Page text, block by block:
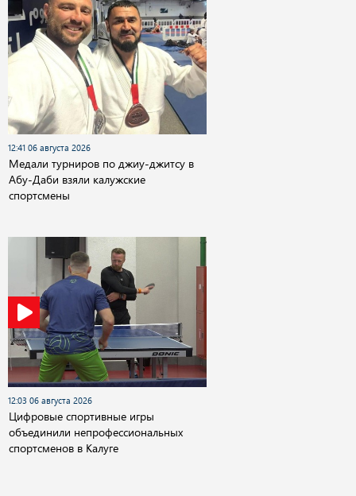
12:41 06 августа 2026
Медали турниров по джиу-джитсу в
Абу-Даби взяли калужские
спортсмены
12:03 06 августа 2026
Цифровые спортивные игры
объединили непрофессиональных
спортсменов в Калуге